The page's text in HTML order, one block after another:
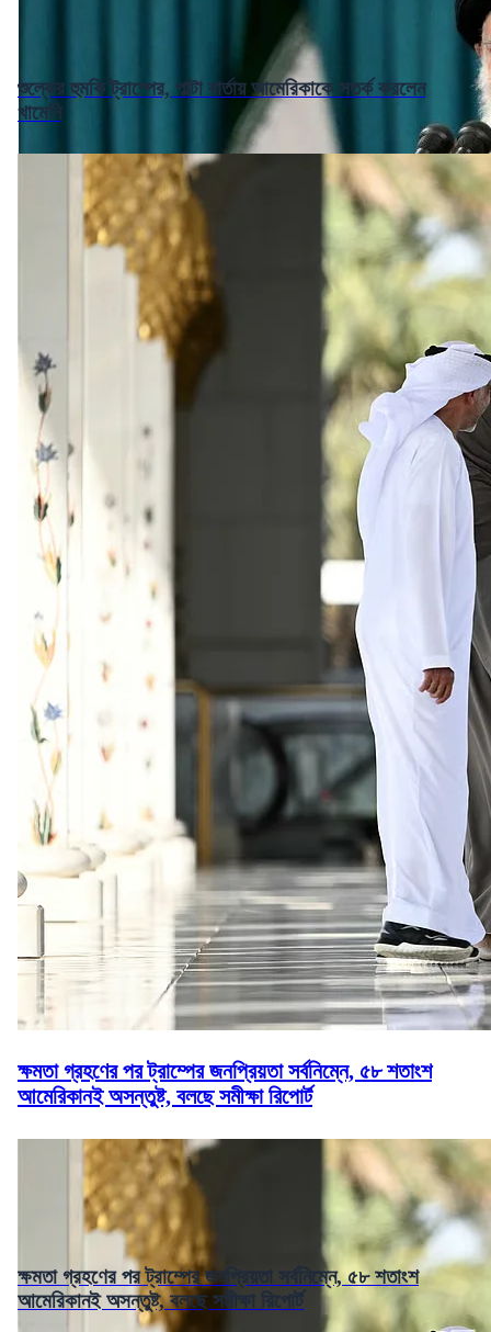
শুল্কের হুমকি ট্রাম্পের, পাল্টা বার্তায় আমেরিকাকে সতর্ক করলেন
খামেনি
ক্ষমতা গ্রহণের পর ট্রাম্পের জনপ্রিয়তা সর্বনিম্নে, ৫৮ শতাংশ
আমেরিকানই অসন্তুষ্ট, বলছে সমীক্ষা রিপোর্ট
ক্ষমতা গ্রহণের পর ট্রাম্পের জনপ্রিয়তা সর্বনিম্নে, ৫৮ শতাংশ
আমেরিকানই অসন্তুষ্ট, বলছে সমীক্ষা রিপোর্ট